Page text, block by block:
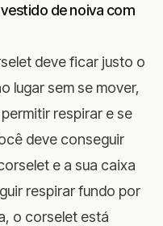
de noiva com
deve ficar justo o
lugar sem se mover,
respirar e se
deve conseguir
e a sua caixa
respirar fundo por
o corselet está